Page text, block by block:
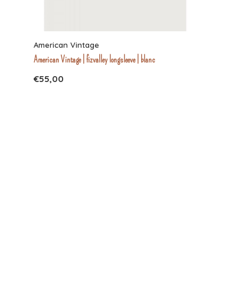
American Vintage
American Vintage | fizvalley longsleeve | blanc
€55,00